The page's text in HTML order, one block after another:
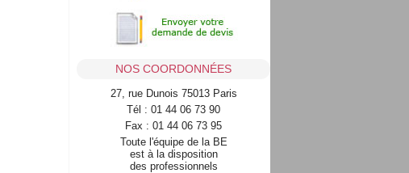
NOS COORDONNÉES
27, rue Dunois 75013 Paris
Tél : 01 44 06 73 90
Fax : 01 44 06 73 95
Toute l'équipe de la BE
est à la disposition
des professionnels